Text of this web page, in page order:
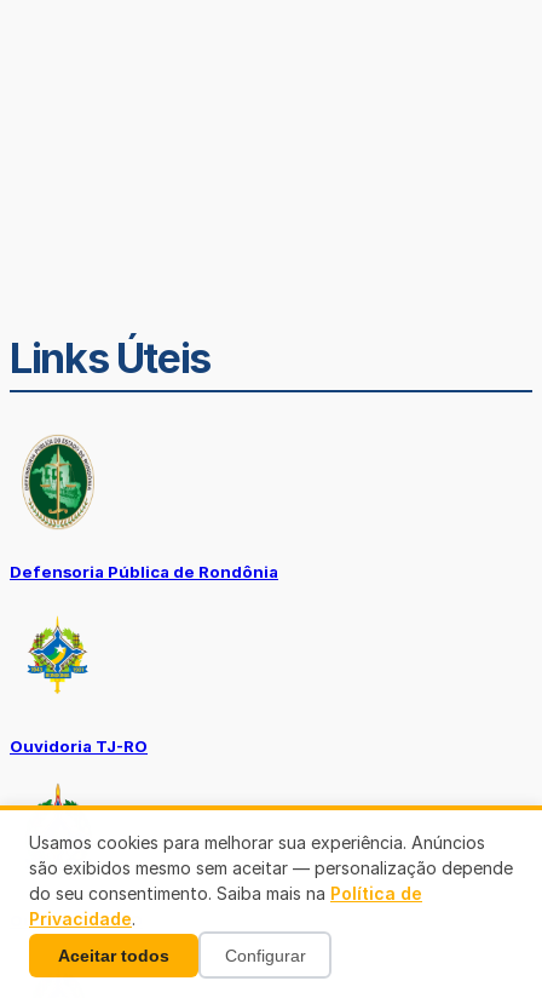
Links Úteis
Defensoria Pública de Rondônia
Ouvidoria TJ-RO
Ouvidoria GERO
Usamos cookies para melhorar sua experiência. Anúncios
são exibidos mesmo sem aceitar — personalização depende
do seu consentimento. Saiba mais na Política de
Privacidade.
Aceitar todos Configurar